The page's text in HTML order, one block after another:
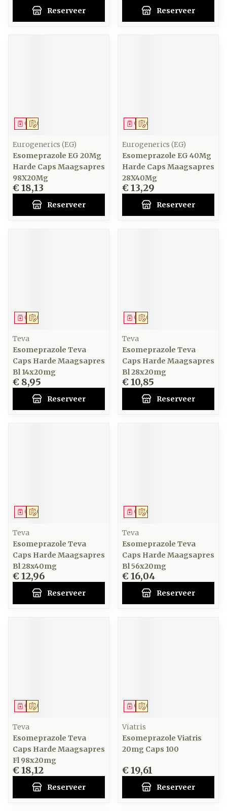
Reserveer Reserveer
Op voorschrift
Geneesmiddel
Eurogenerics (EG)
Esomeprazole EG 20Mg
Harde Caps Maagsapres
98X20Mg
€ 18,13
Reserveer
Op voorschrift
Geneesmiddel
Eurogenerics (EG)
Esomeprazole EG 40Mg
Harde Caps Maagsapres
28X40Mg
€ 13,29
Reserveer
Op voorschrift
Geneesmiddel
Teva
Esomeprazole Teva
Caps Harde Maagsapres
Bl 14x20mg
€ 8,95
Reserveer
Op voorschrift
Geneesmiddel
Teva
Esomeprazole Teva
Caps Harde Maagsapres
Bl 28x20mg
€ 10,85
Reserveer
Op voorschrift
Geneesmiddel
Teva
Esomeprazole Teva
Caps Harde Maagsapres
Bl 28x40mg
€ 12,96
Reserveer
Op voorschrift
Geneesmiddel
Teva
Esomeprazole Teva
Caps Harde Maagsapres
Bl 56x20mg
€ 16,04
Reserveer
Op voorschrift
Geneesmiddel
Teva
Esomeprazole Teva
Caps Harde Maagsapres
Fl 98x20mg
€ 18,12
Reserveer
Op voorschrift
Geneesmiddel
Viatris
Esomeprazole Viatris
20mg Caps 100
€ 19,61
Reserveer